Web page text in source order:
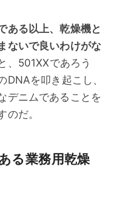
ある以上、乾燥機と
ないで良いわけがな
、501XXであろう
DNAを叩き起こし、
デニムであることを
だ。
る業務用乾燥